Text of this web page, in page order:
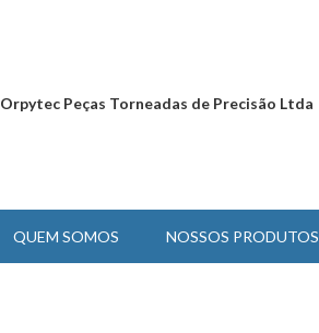
Orpytec Peças Torneadas de Precisão Ltda
QUEM SOMOS NOSSOS PRODUTOS